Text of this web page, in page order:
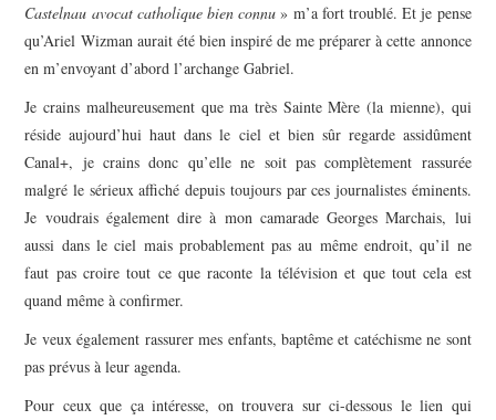
Castelnau avocat catholique bien connu » m’a fort troublé. Et je pense
qu’Ariel Wizman aurait été bien inspiré de me préparer à cette annonce
en m’envoyant d’abord l’archange Gabriel.
Je crains malheureusement que ma très Sainte Mère (la mienne), qui
réside aujourd’hui haut dans le ciel et bien sûr regarde assidûment
Canal+, je crains donc qu’elle ne soit pas complètement rassurée
malgré le sérieux affiché depuis toujours par ces journalistes éminents.
Je voudrais également dire à mon camarade Georges Marchais, lui
aussi dans le ciel mais probablement pas au même endroit, qu’il ne
faut pas croire tout ce que raconte la télévision et que tout cela est
quand même à confirmer.
Je veux également rassurer mes enfants, baptême et catéchisme ne sont
pas prévus à leur agenda.
Pour ceux que ça intéresse, on trouvera sur ci-dessous le lien qui